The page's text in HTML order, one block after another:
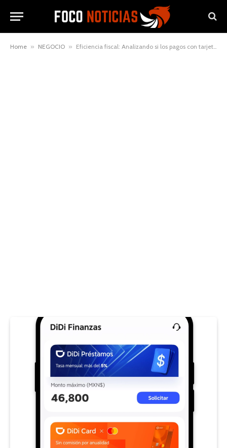
Home » NEGOCIO » Eficiencia fiscal: Analizando si los pagos con tarjeta de crédito califican como gastos deducibles